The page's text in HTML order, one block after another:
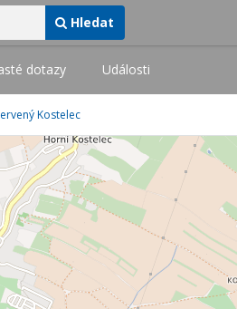
Hledat
dotazy Události
Kostelec